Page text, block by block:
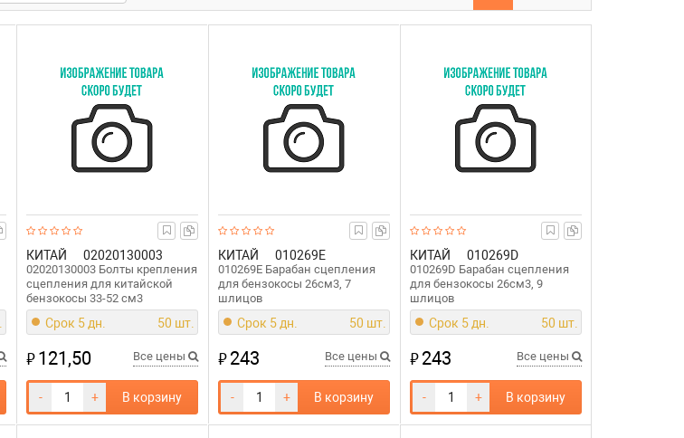
КИТАЙ 02020130003
02020130003 Болты крепления
сцепления для китайской
бензокосы 33-52 см3
Срок 5 дн. 50 шт.
₽121,50 Все цены
- + В корзину
КИТАЙ 010269E
010269E Барабан сцепления
для бензокосы 26см3, 7
шлицов
Срок 5 дн. 50 шт.
₽243 Все цены
- + В корзину
КИТАЙ 010269D
010269D Барабан сцепления
для бензокосы 26см3, 9
шлицов
Срок 5 дн. 50 шт.
₽243 Все цены
- + В корзину